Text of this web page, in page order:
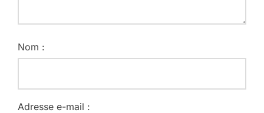
Nom :
Adresse e-mail :